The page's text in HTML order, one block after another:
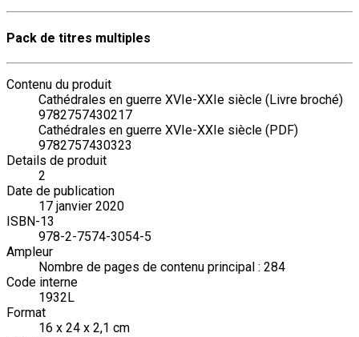
Pack de titres multiples
Contenu du produit
Cathédrales en guerre XVIe-XXIe siècle (Livre broché)
9782757430217
Cathédrales en guerre XVIe-XXIe siècle (PDF)
9782757430323
Details de produit
2
Date de publication
17 janvier 2020
ISBN-13
978-2-7574-3054-5
Ampleur
Nombre de pages de contenu principal : 284
Code interne
1932L
Format
16 x 24 x 2,1 cm